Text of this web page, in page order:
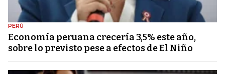
PERÚ
Economía peruana crecería 3,5% este año,
sobre lo previsto pese a efectos de El Niño